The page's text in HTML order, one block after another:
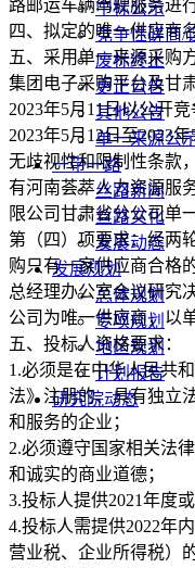
中标公示
竞争性磋商/
废标终止
更正公告
其他公告
单一来源公
一带一路
丝路新闻
丝路文化
发展动态
发展规划
总体规划
专项规划
地区规划
计划报告
研究院动态
路邮运车辆驾驶服务进
四、拟定的唯一供应商
五、采用单一来源采购
集团电子采购平台及甘
2023年5月11日以公开
2023年5月12日至2023
无歧视性和限制性条款
有河南荟萃人力资源服
限公司甘肃省分公司单
第（四）项要求：经两
购只有一家供应商合格
总经理办公室会议研究
公司为唯一供应商，以
五、投标人资格要求：
1.必须是在中华人民共
法》注册的、具有独立
和服务的企业；
2.必须遵守国家相关法
和诚实的商业道德；
3.投标人提供2021年度
4.投标人需提供2022年
营业税、企业所得税）